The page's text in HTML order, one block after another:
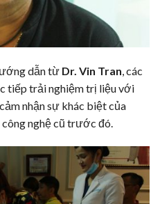
dẫn từ Dr. Vin Tran, các
tiếp trải nghiệm trị liệu với
nhận sự khác biệt của
nghệ cũ trước đó.